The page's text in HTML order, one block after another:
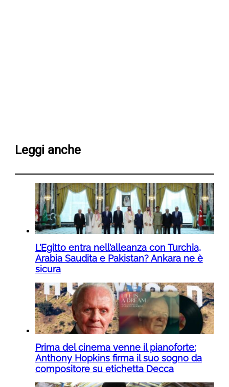
Leggi anche
L’Egitto entra nell’alleanza con Turchia,
Arabia Saudita e Pakistan? Ankara ne è
sicura
Prima del cinema venne il pianoforte:
Anthony Hopkins firma il suo sogno da
compositore su etichetta Decca